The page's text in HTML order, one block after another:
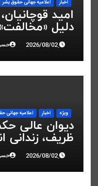
اخبار اعلاميه جهانی حقوق بشر
امید
سال زندان
ویژه اخبار اعلاميه جهانی
دیوان عالی
ظریف، زندانی
کرد